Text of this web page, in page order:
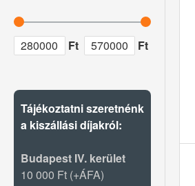
Ft Ft
Tájékoztatni szeretnénk
a kiszállási díjakról:
Budapest IV. kerület
10 000 Ft (+ÁFA)